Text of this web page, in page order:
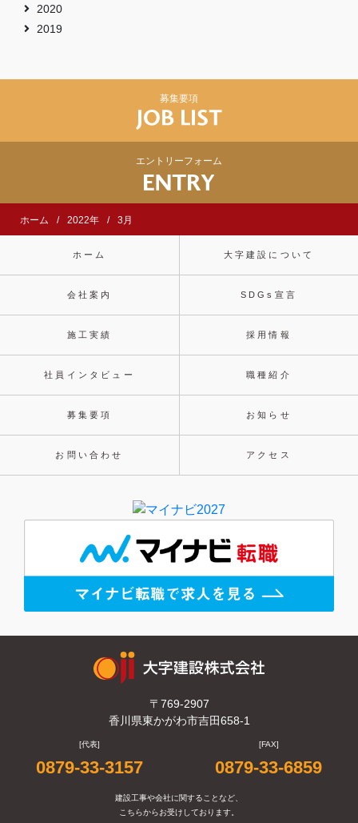
2020
2019
募集要項
エントリーフォーム
ホーム 2022年 3月
ホーム 大字建設について
会社案内 SDGs宣言
施工実績 採用情報
社員インタビュー 職種紹介
募集要項 お知らせ
お問い合わせ アクセス
〒769-2907
香川県東かがわ市吉田658-1
[代表]
0879-33-3157
[FAX]
0879-33-6859
建設工事や会社に関することなど、
こちらからお受けしております。